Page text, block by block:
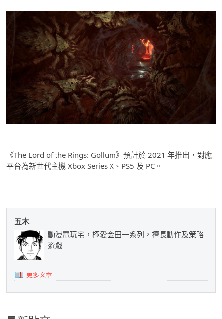
《The Lord of the Rings: Gollum》預計於 2021 年推出，對應
平台為新世代主機 Xbox Series X、PS5 及 PC。
五木
動漫電玩宅，極愛金田一系列，擅長動作及策略
遊戲
更多文章